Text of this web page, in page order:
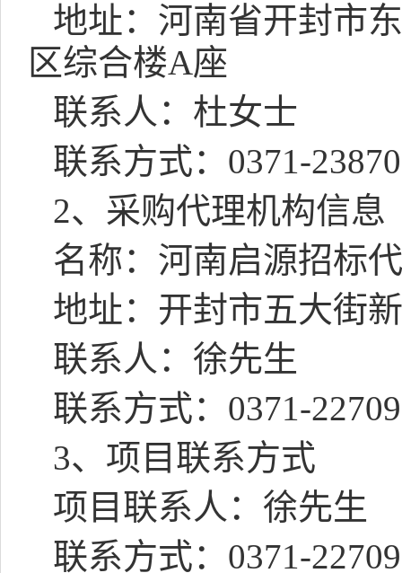
地址：河南省开封市
区综合楼A座
联系人：杜女士
联系方式： 0371-
2、采购代理机构信息
名称：河南启源招标
地址：开封市五大街
联系人：徐先生
联系方式： 0371-
3、项目联系方式
项目联系人：徐先生
联系方式： 0371-